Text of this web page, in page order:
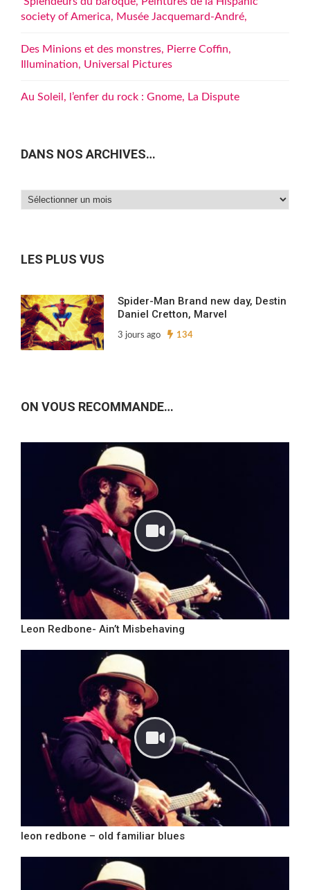
society of America, Musée Jacquemard-André,
Des Minions et des monstres, Pierre Coffin,
Illumination, Universal Pictures
Au Soleil, l’enfer du rock : Gnome, La Dispute
DANS NOS ARCHIVES…
Dans
LES PLUS VUS
Spider-Man Brand new day, Destin
Daniel Cretton, Marvel
3 jours ago 134
ON VOUS RECOMMANDE…
Leon Redbone- Ain’t Misbehaving
leon redbone – old familiar blues